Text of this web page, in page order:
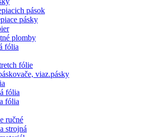
pások
pásky
plomby
fólia
fólie
viaz.pásky
fólia
fólia
ručné
strojná